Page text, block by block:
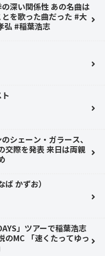
深い関係性 あの名曲は
を歌った曲だった #大
弘 #稲葉浩志
シェーン・ガラース、
交際を発表 来日は両親
かずお）
」ツアーで稲葉浩志
のMC 「速くたってゆっ